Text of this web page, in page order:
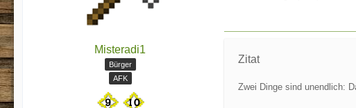
Misteradi1
Bürger
AFK
Zitat
Zwei Dinge sind unendlich: